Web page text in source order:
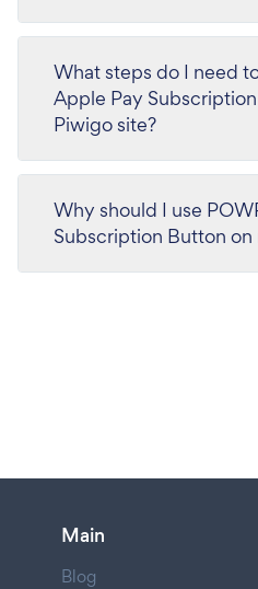
What steps do I need
Apple Pay
Piwigo site?
Why should I use
Subscription Button
Main
Blog